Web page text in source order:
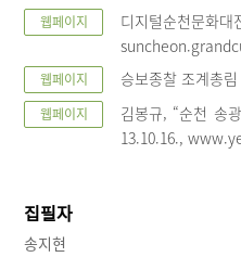
웹페이지
디지털순천문화
웹페이지 승보종찰 조계총
웹페이지
김봉규, “순천 송
13.10.16.,
집필자
송지현